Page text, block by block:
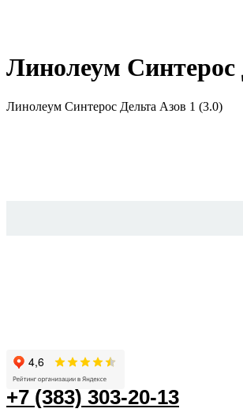
Линолеум Синтерос
Линолеум Синтерос Дельта Азов 1 (3.0)
+7 (383) 303-20-13